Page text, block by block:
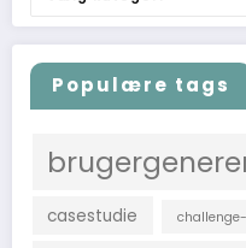
emne
Populære tags
casestudie